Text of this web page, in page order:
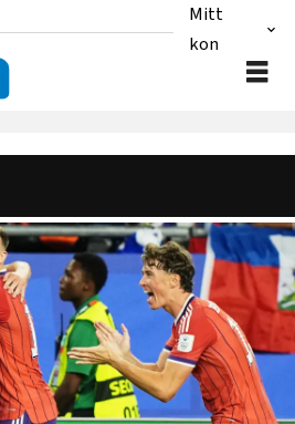
Mitt
konto